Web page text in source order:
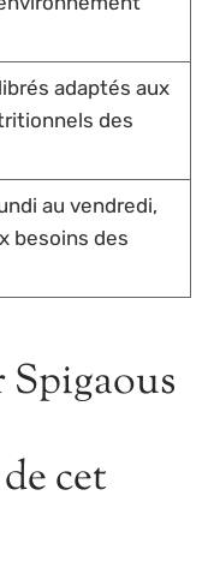
adaptés aux
des
au vendredi,
besoins des
Spigaous
cet